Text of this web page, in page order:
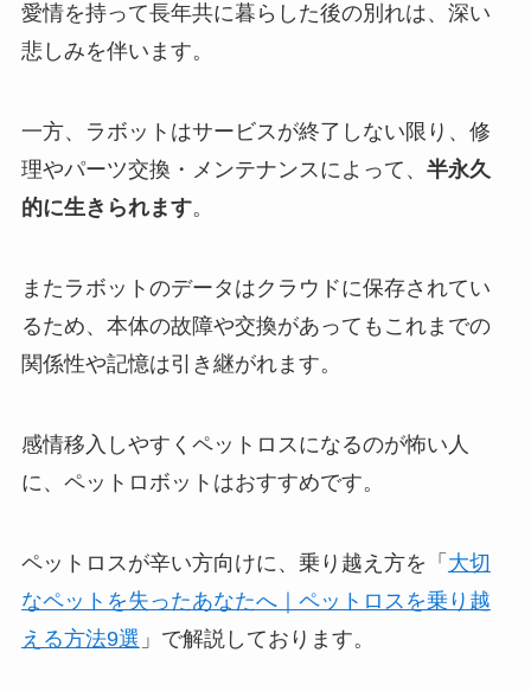
愛情を持って長年共に暮らした後の別れは、深い
悲しみを伴います。
一方、ラボットはサービスが終了しない限り、修
理やパーツ交換・メンテナンスによって、 半永久
的に生きられます。
またラボットのデータはクラウドに保存されてい
るため、本体の故障や交換があってもこれまでの
関係性や記憶は引き継がれます。
感情移入しやすくペットロスになるのが怖い人
に、ペットロボットはおすすめです。
ペットロスが辛い方向けに、乗り越え方を「 大切
なペットを失ったあなたへ｜ペットロスを乗り越
える方法9選 」で解説しております。